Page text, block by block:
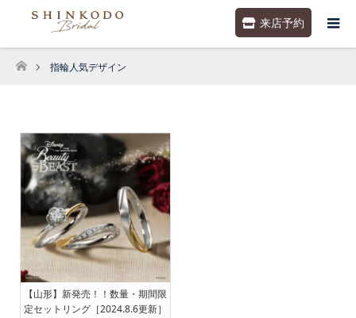
来店予約
ホーム
指輪人気デザイン
【山形】新発売！！数量・期間限
定セットリング［2024.8.6更新］